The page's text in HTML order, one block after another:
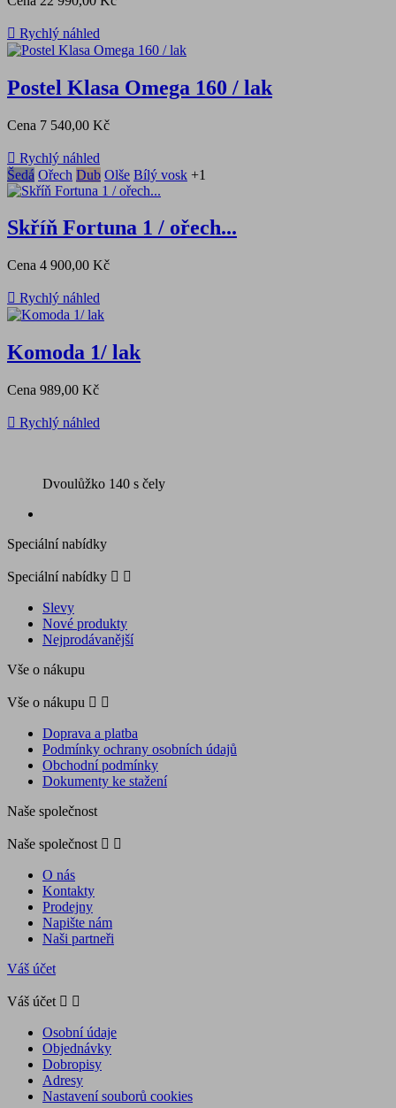
 Rychlý náhled
Postel Klasa Omega 160 / lak
Cena 7 540,00 Kč
 Rychlý náhled
Šedá Ořech Dub Olše Bílý vosk +1
Skříň Fortuna 1 / ořech...
Cena 4 900,00 Kč
 Rychlý náhled
Komoda 1/ lak
Cena 989,00 Kč
 Rychlý náhled
Dvoulůžko 140 s čely
Speciální nabídky
Speciální nabídky  
Slevy
Nové produkty
Nejprodávanější
Vše o nákupu
Vše o nákupu  
Doprava a platba
Podmínky ochrany osobních údajů
Obchodní podmínky
Dokumenty ke stažení
Naše společnost
Naše společnost  
O nás
Kontakty
Prodejny
Napište nám
Naši partneři
Váš účet
Váš účet  
Osobní údaje
Objednávky
Dobropisy
Adresy
Nastavení souborů cookies